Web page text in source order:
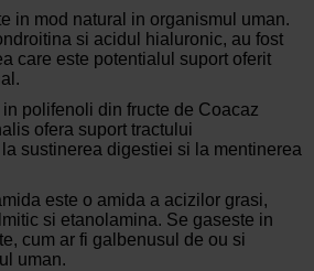
in mod natural in organismul uman.
si acidul hialuronic, au fost
care este potentialul suport oferit
polifenoli din fructe de Coacaz
ofera suport tractului
sustinerea digestiei si la mentinerea
este o amida a acizilor grasi,
si etanolamina. Se gaseste in
cum ar fi galbenusul de ou si
uman.